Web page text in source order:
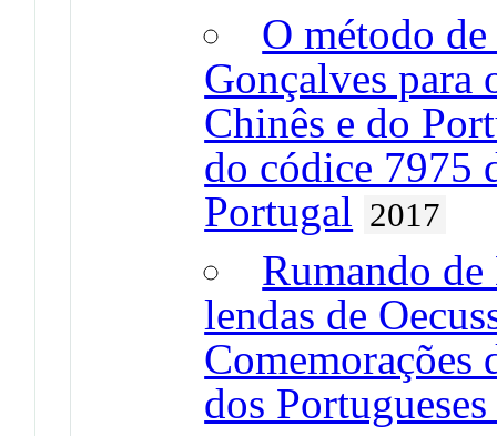
O método
Gonçalves para
Chinês e do
do códice 7975
Portugal 2017
Rumando
lendas de
Comemorações
dos